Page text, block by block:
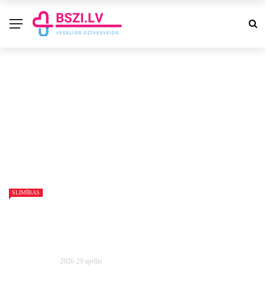
SLIMĪBAS
2026 29 aprīlis